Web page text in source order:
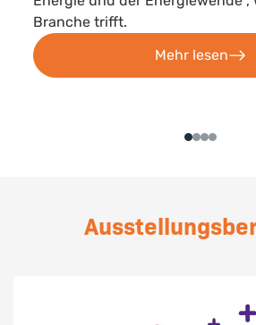
Branche trifft.
Mehr lesen